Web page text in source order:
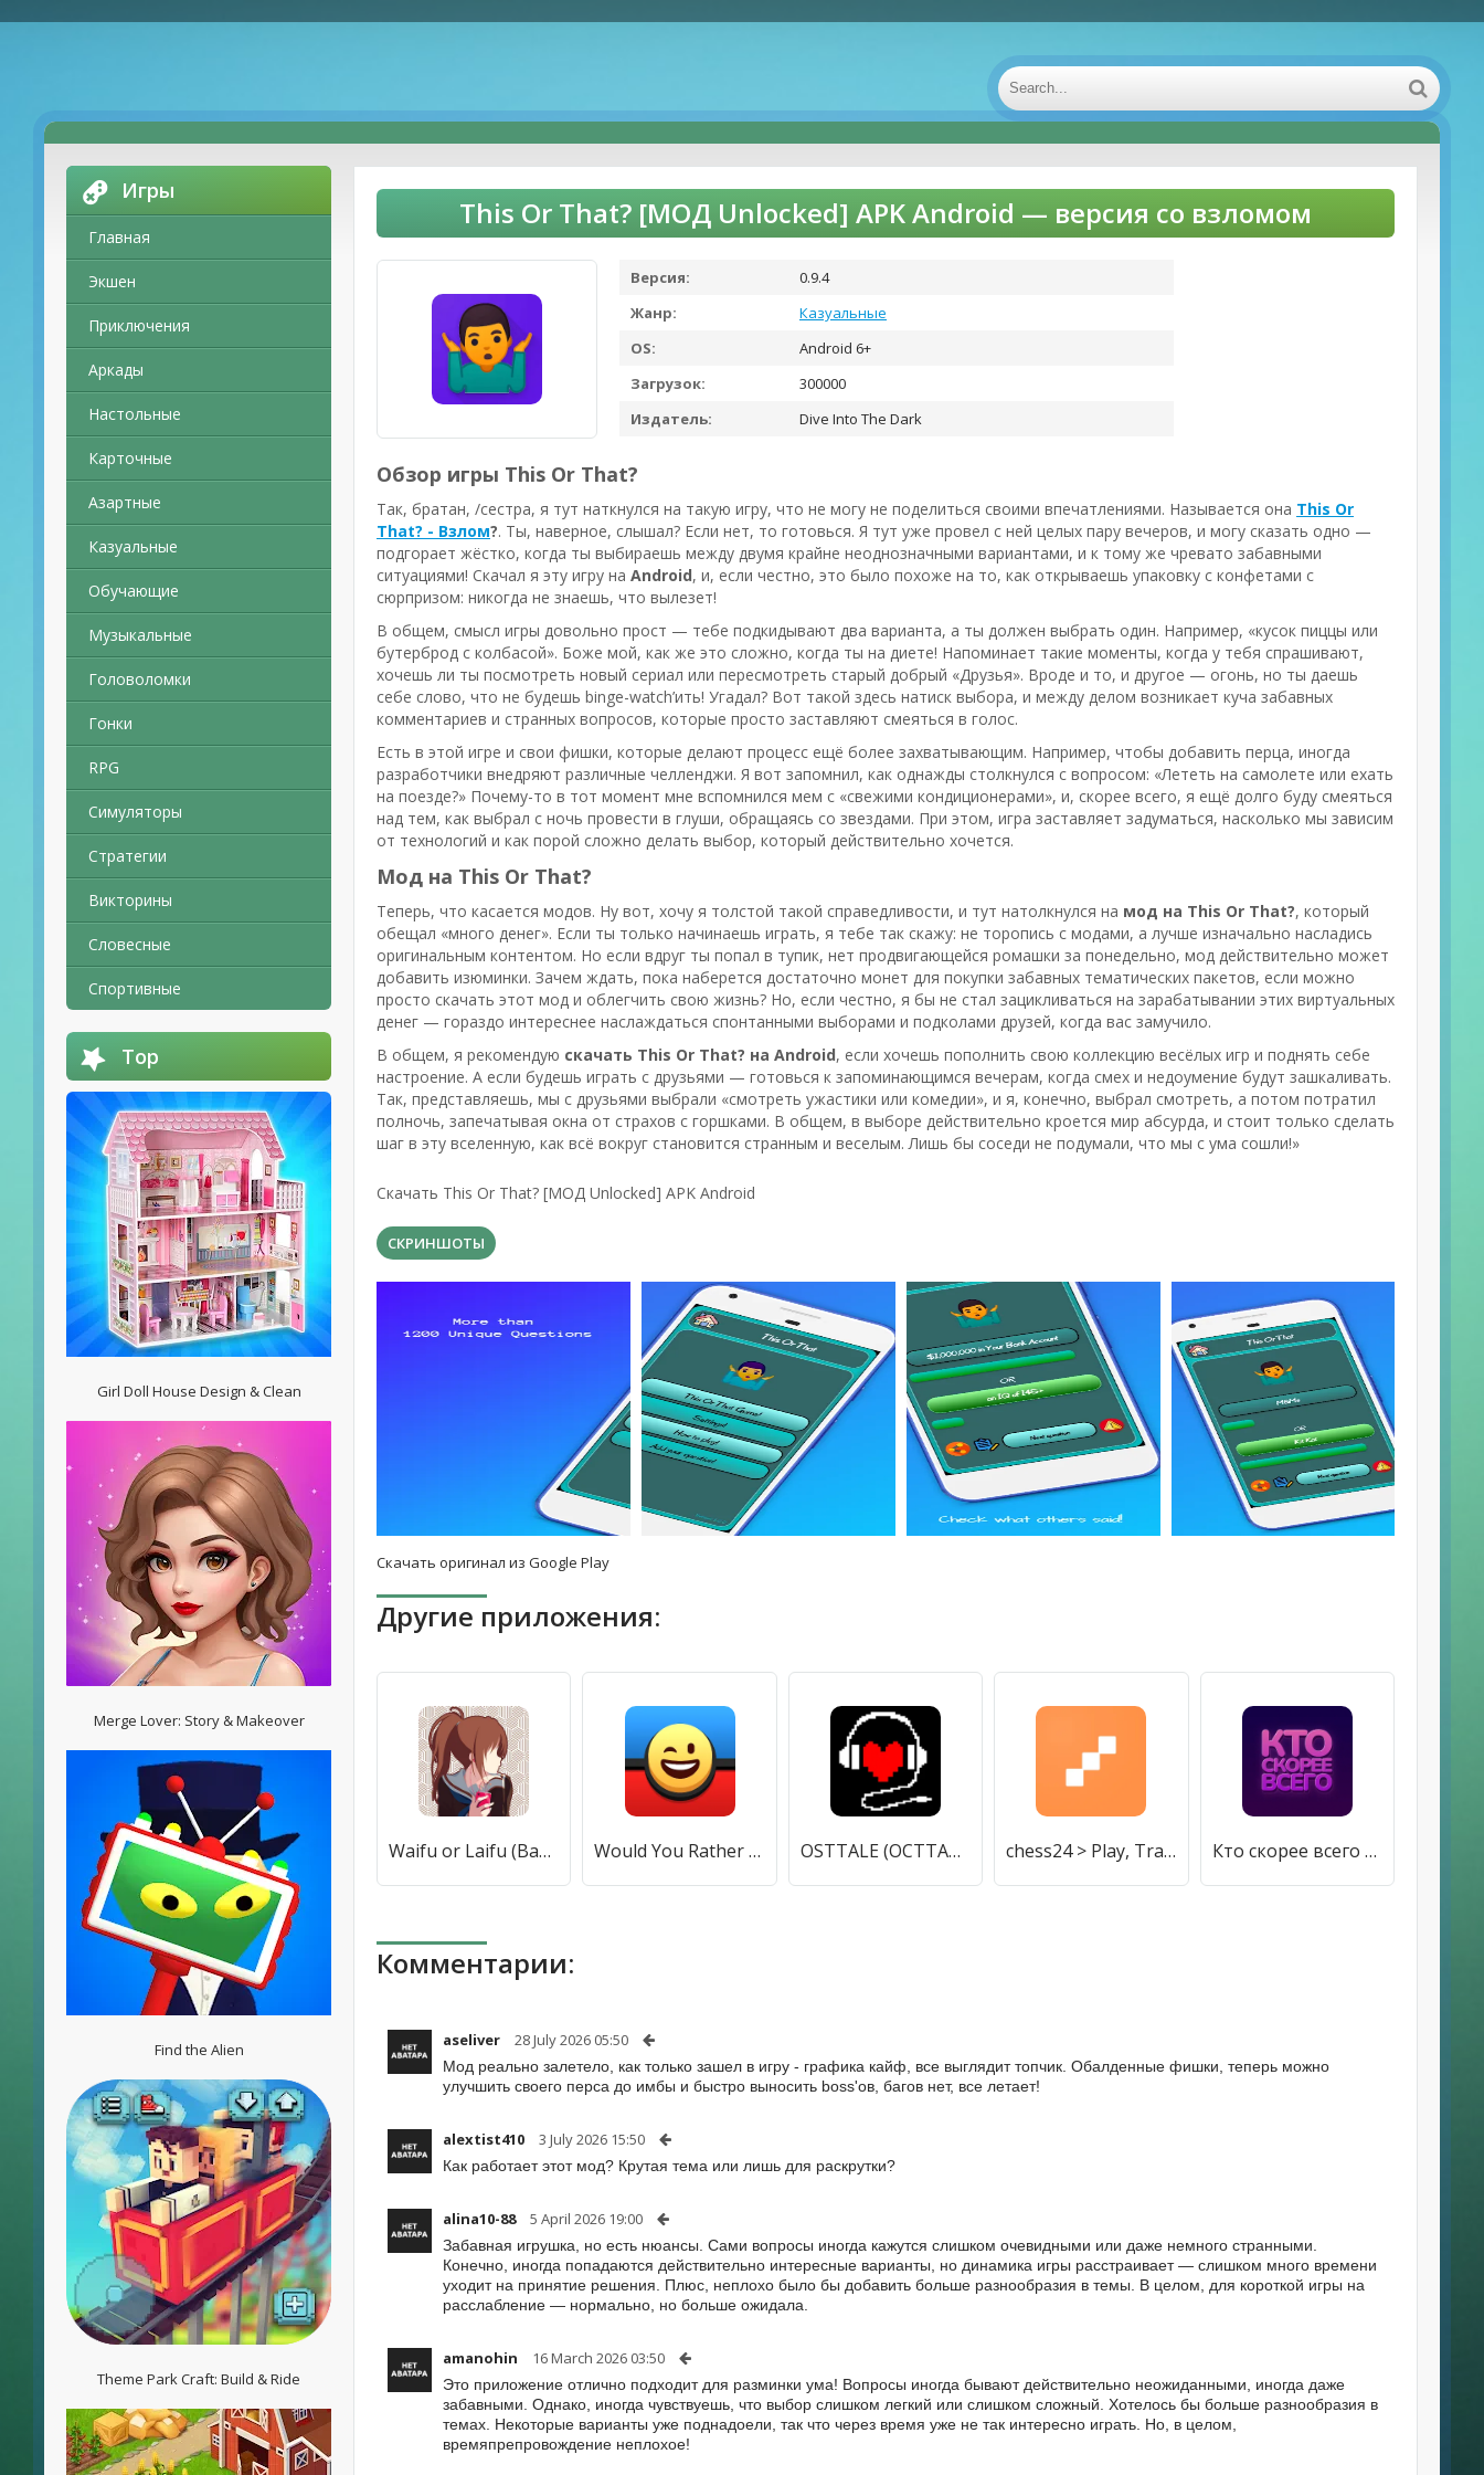
Игры
Главная
Экшен
Приключения
Аркады
Настольные
Карточные
Азартные
Казуальные
Обучающие
Музыкальные
Головоломки
Гонки
RPG
Симуляторы
Стратегии
Викторины
Словесные
Спортивные
Top
Girl Doll House Design & Clean
Merge Lover: Story & Makeover
Find the Alien
Theme Park Craft: Build & Ride
This Or That? [МОД Unlocked] APK Android — версия со взломом
Версия:
0.9.4
Жанр:
Казуальные
OS:
Android 6+
Загрузок:
300000
Издатель:
Dive Into The Dark
Обзор игры This Or That?
Так, братан, /сестра, я тут наткнулся на такую игру, что не могу не поделиться своими впечатлениями. Называется она This Or
That? - Взлом?. Ты, наверное, слышал? Если нет, то готовься. Я тут уже провел с ней целых пару вечеров, и могу сказать одно —
подгорает жёстко, когда ты выбираешь между двумя крайне неоднозначными вариантами, и к тому же чревато забавными
ситуациями! Скачал я эту игру на Android, и, если честно, это было похоже на то, как открываешь упаковку с конфетами с
сюрпризом: никогда не знаешь, что вылезет!
В общем, смысл игры довольно прост — тебе подкидывают два варианта, а ты должен выбрать один. Например, «кусок пиццы или
бутерброд с колбасой». Боже мой, как же это сложно, когда ты на диете! Напоминает такие моменты, когда у тебя спрашивают,
хочешь ли ты посмотреть новый сериал или пересмотреть старый добрый «Друзья». Вроде и то, и другое — огонь, но ты даешь
себе слово, что не будешь binge-watch’ить! Угадал? Вот такой здесь натиск выбора, и между делом возникает куча забавных
комментариев и странных вопросов, которые просто заставляют смеяться в голос.
Есть в этой игре и свои фишки, которые делают процесс ещё более захватывающим. Например, чтобы добавить перца, иногда
разработчики внедряют различные челленджи. Я вот запомнил, как однажды столкнулся с вопросом: «Лететь на самолете или ехать
на поезде?» Почему-то в тот момент мне вспомнился мем с «свежими кондиционерами», и, скорее всего, я ещё долго буду смеяться
над тем, как выбрал с ночь провести в глуши, обращаясь со звездами. При этом, игра заставляет задуматься, насколько мы зависим
от технологий и как порой сложно делать выбор, который действительно хочется.
Мод на This Or That?
Теперь, что касается модов. Ну вот, хочу я толстой такой справедливости, и тут натолкнулся на мод на This Or That?, который
обещал «много денег». Если ты только начинаешь играть, я тебе так скажу: не торопись с модами, а лучше изначально насладись
оригинальным контентом. Но если вдруг ты попал в тупик, нет продвигающейся ромашки за понедельно, мод действительно может
добавить изюминки. Зачем ждать, пока наберется достаточно монет для покупки забавных тематических пакетов, если можно
просто скачать этот мод и облегчить свою жизнь? Но, если честно, я бы не стал зацикливаться на зарабатывании этих виртуальных
денег — гораздо интереснее наслаждаться спонтанными выборами и подколами друзей, когда вас замучило.
В общем, я рекомендую скачать This Or That? на Android, если хочешь пополнить свою коллекцию весёлых игр и поднять себе
настроение. А если будешь играть с друзьями — готовься к запоминающимся вечерам, когда смех и недоумение будут зашкаливать.
Так, представляешь, мы с друзьями выбрали «смотреть ужастики или комедии», и я, конечно, выбрал смотреть, а потом потратил
полночь, запечатывая окна от страхов с горшками. В общем, в выборе действительно кроется мир абсурда, и стоит только сделать
шаг в эту вселенную, как всё вокруг становится странным и веселым. Лишь бы соседи не подумали, что мы с ума сошли!»
Скачать This Or That? [МОД Unlocked] APK Android
СКРИНШОТЫ
Скачать оригинал из Google Play
Другие приложения:
Waifu or Laifu (Вайфу или Лайфу) [МОД Все открыто] APK Android Would You Rather ? [МОД Mega Pack] APK Android OSTTALE (ОСТТАЛЕ) [МОД Premium] APK Android chess24 > Play, Train & Watch [МОД Premium] APK Android Кто скорее всего - настольные [МОД Все открыто] APK Android
Комментарии:
aseliver 28 July 2026 05:50
Мод реально залетело, как только зашел в игру - графика кайф, все выглядит топчик. Обалденные фишки, теперь можно
улучшить своего перса до имбы и быстро выносить boss'ов, багов нет, все летает!
alextist410 3 July 2026 15:50
Как работает этот мод? Крутая тема или лишь для раскрутки?
alina10-88 5 April 2026 19:00
Забавная игрушка, но есть нюансы. Сами вопросы иногда кажутся слишком очевидными или даже немного странными.
Конечно, иногда попадаются действительно интересные варианты, но динамика игры расстраивает — слишком много времени
уходит на принятие решения. Плюс, неплохо было бы добавить больше разнообразия в темы. В целом, для короткой игры на
расслабление — нормально, но больше ожидала.
amanohin 16 March 2026 03:50
Это приложение отлично подходит для разминки ума! Вопросы иногда бывают действительно неожиданными, иногда даже
забавными. Однако, иногда чувствуешь, что выбор слишком легкий или слишком сложный. Хотелось бы больше разнообразия в
темах. Некоторые варианты уже поднадоели, так что через время уже не так интересно играть. Но, в целом,
времяпрепровождение неплохое!